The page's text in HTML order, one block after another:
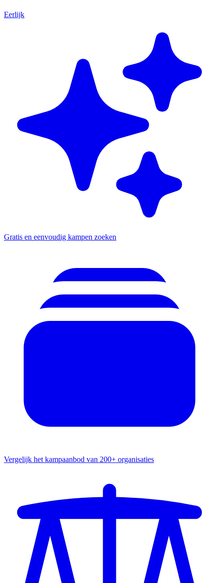
Eerlijk
Gratis en eenvoudig kampen zoeken
Vergelijk het kampaanbod van 200+ organisaties